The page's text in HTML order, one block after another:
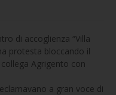
di accoglienza “Villa
protesta bloccando il
Agrigento con
a gran voce di